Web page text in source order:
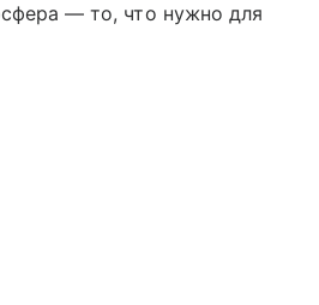
— то, что нужно для